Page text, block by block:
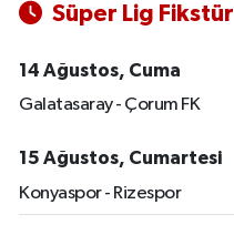
Süper Lig Fikstür
14 Ağustos, Cuma
Galatasaray - Çorum FK
15 Ağustos, Cumartesi
Konyaspor - Rizespor